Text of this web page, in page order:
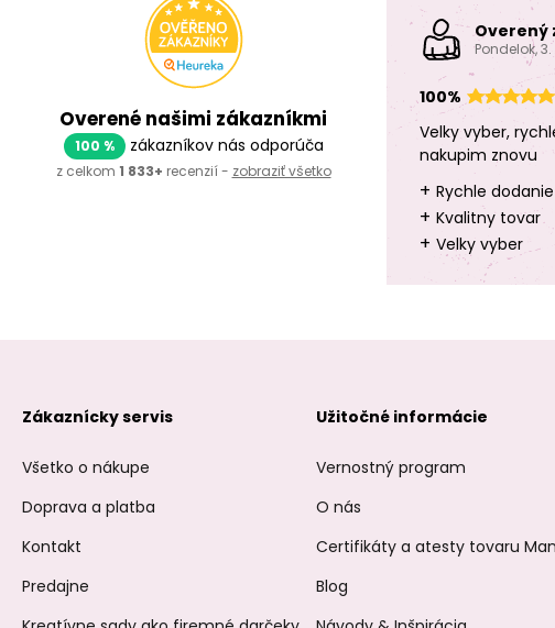
Overené našimi zákazníkmi
100 % zákazníkov nás odporúča
z celkom 1 833+ recenzií - zobraziť všetko
Overený
Pondelok,
100%
Velky vyber,
nakupim znovu
+ Rychle
+ Kvalitny tovar
+ Velky vyber
Zákaznícky servis
Všetko o nákupe
Doprava a platba
Kontakt
Predajne
Užitočné informácie
Vernostný program
O nás
Certifikáty a atesty tovaru
Blog